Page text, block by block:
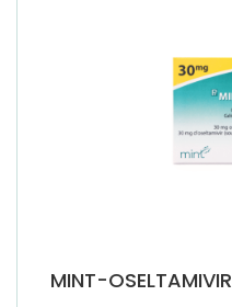
MINT-OSELTAMIVIR